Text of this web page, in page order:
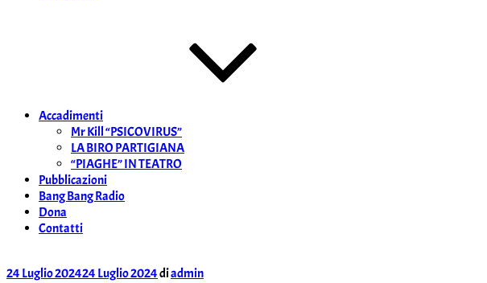
Accadimenti
Mr Kill “PSICOVIRUS”
LA BIRO PARTIGIANA
“PIAGHE” IN TEATRO
Pubblicazioni
Bang Bang Radio
Dona
Contatti
Pubblicato
24 Luglio 202424 Luglio 2024diadmin